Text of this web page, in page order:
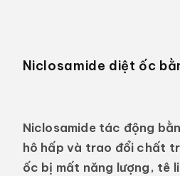
Niclosamide diệt ốc
Niclosamide tác động
hô hấp và trao đổi chất
ốc bị mất năng lượng, tê